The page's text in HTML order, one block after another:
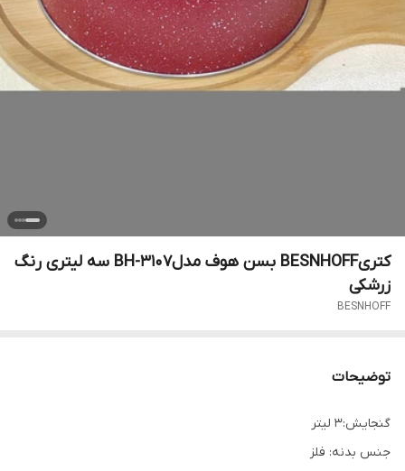
کتریBESNHOFF بسن هوف مدلBH-3107 سه لیتری رنگ
زرشکی
BESNHOFF
توضیحات
گنجایش:۳ لیتر
جنس بدنه: فلز